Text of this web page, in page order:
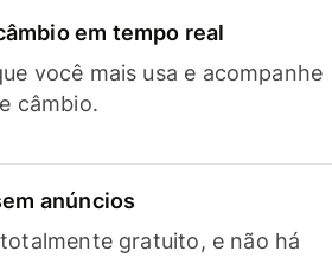
em tempo real
você mais usa e acompanhe
câmbio.
anúncios
gratuito, e não há